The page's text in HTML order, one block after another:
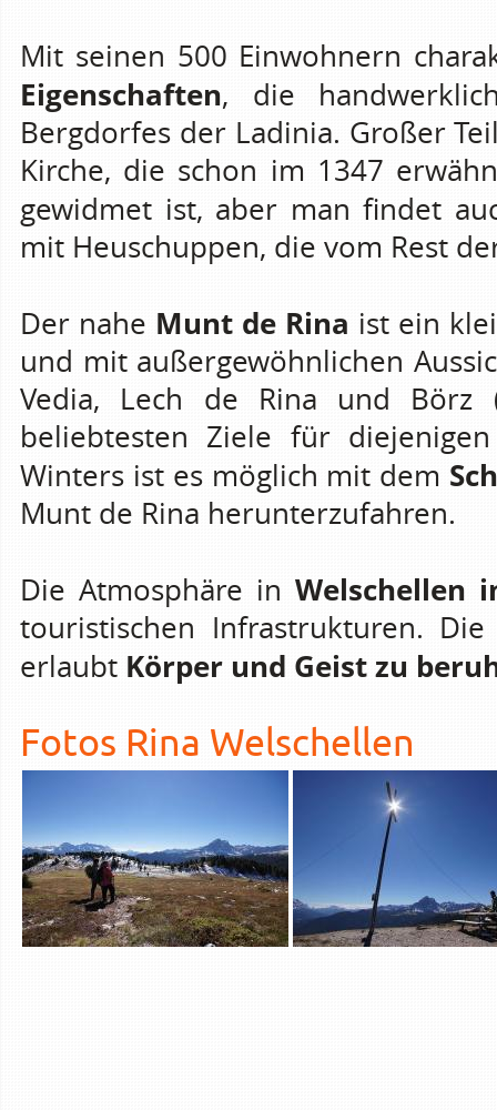
Mit seinen 500 Einwohnern
Eigenschaften, die
Bergdorfes der Ladinia. Großer
Kirche, die schon im 1347
gewidmet ist, aber man findet
mit Heuschuppen, die vom Rest
Der nahe Munt de Rina ist ein
und mit außergewöhnlichen
Vedia, Lech de Rina und
beliebtesten Ziele für
Winters ist es möglich mit dem
Munt de Rina herunterzufahren.
Die Atmosphäre in Welschellen
touristischen Infrastrukturen.
erlaubt Körper und Geist zu
Fotos Rina Welschellen